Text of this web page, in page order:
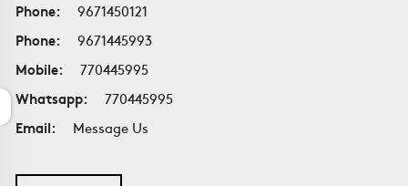
Phone:
9671450121
Phone:
9671445993
Mobile:
770445995
Whatsapp:
770445995
Email:
Message Us